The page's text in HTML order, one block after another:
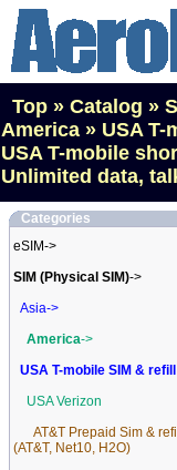
Top » Catalog »
America » USA T-
USA T-mobile
Unlimited data,
Categories
eSIM->
SIM (Physical SIM)->
Asia->
America->
USA T-mobile SIM & refill
USA Verizon
AT&T Prepaid Sim & refill
(AT&T, Net10, H2O)